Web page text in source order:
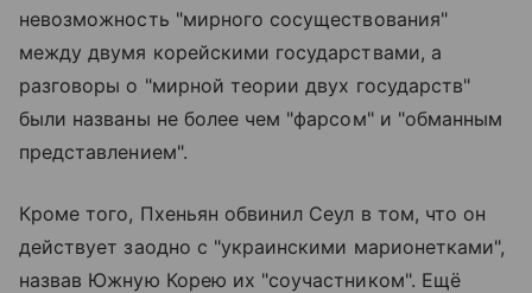
невозможность "мирного сосуществования"
между двумя корейскими государствами, а
разговоры о "мирной теории двух государств"
были названы не более чем "фарсом" и "обманным
представлением".
Кроме того, Пхеньян обвинил Сеул в том, что он
действует заодно с "украинскими марионетками",
назвав Южную Корею их "соучастником". Ещё